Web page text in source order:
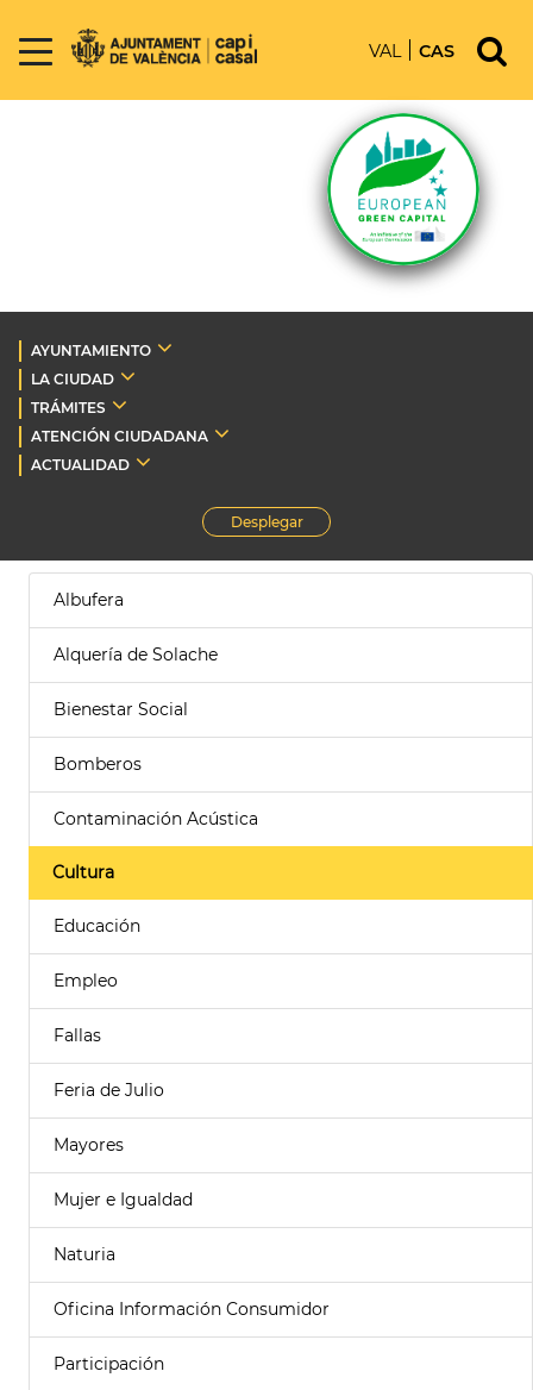
VAL CAS
AYUNTAMIENTO
LA CIUDAD
TRÁMITES
ATENCIÓN CIUDADANA
ACTUALIDAD
Desplegar
Albufera
Alquería de Solache
Bienestar Social
Bomberos
Contaminación Acústica
Cultura
Educación
Empleo
Fallas
Feria de Julio
Mayores
Mujer e Igualdad
Naturia
Oficina Información Consumidor
Participación